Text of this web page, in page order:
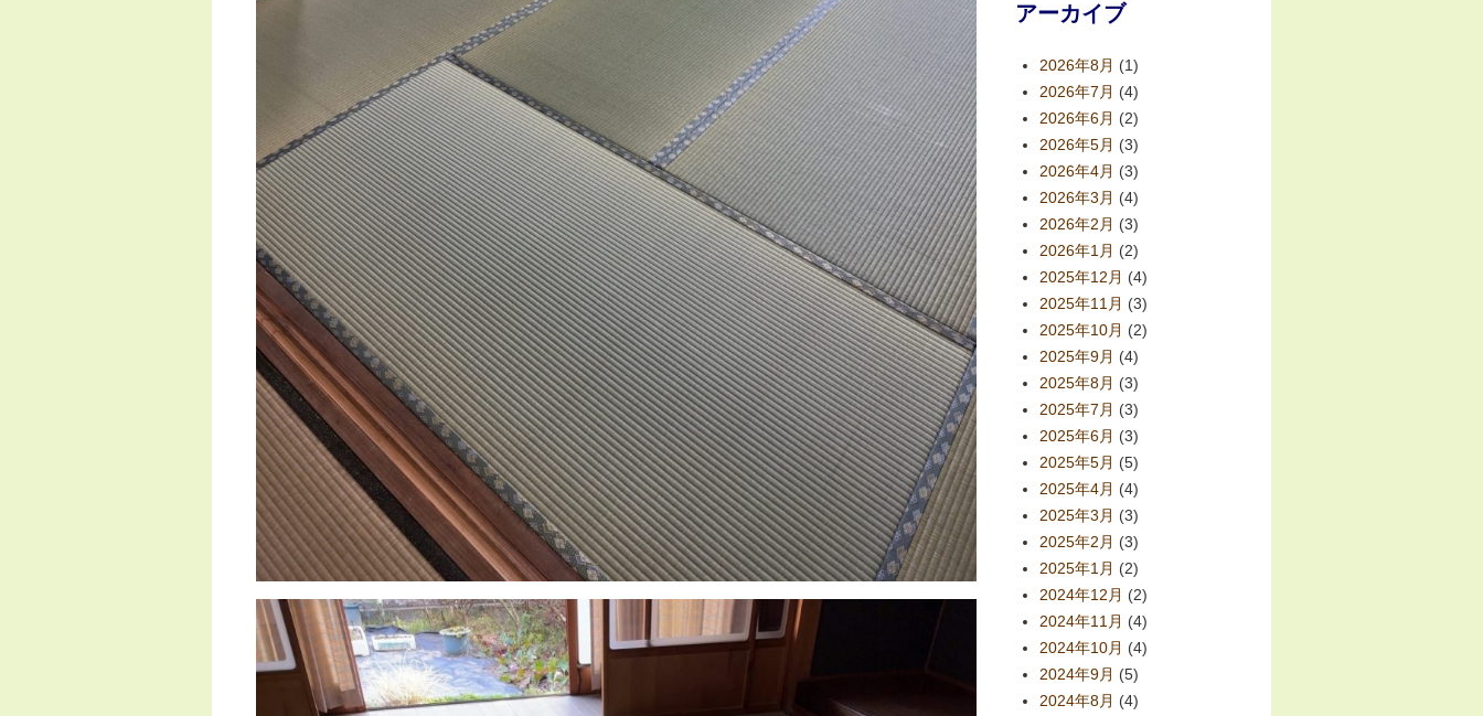
アーカイブ
2026年8月 (1)
2026年7月 (4)
2026年6月 (2)
2026年5月 (3)
2026年4月 (3)
2026年3月 (4)
2026年2月 (3)
2026年1月 (2)
2025年12月 (4)
2025年11月 (3)
2025年10月 (2)
2025年9月 (4)
2025年8月 (3)
2025年7月 (3)
2025年6月 (3)
2025年5月 (5)
2025年4月 (4)
2025年3月 (3)
2025年2月 (3)
2025年1月 (2)
2024年12月 (2)
2024年11月 (4)
2024年10月 (4)
2024年9月 (5)
2024年8月 (4)